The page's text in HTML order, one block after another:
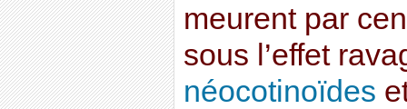
meurent par
sous l’effet
néocotinoïdes